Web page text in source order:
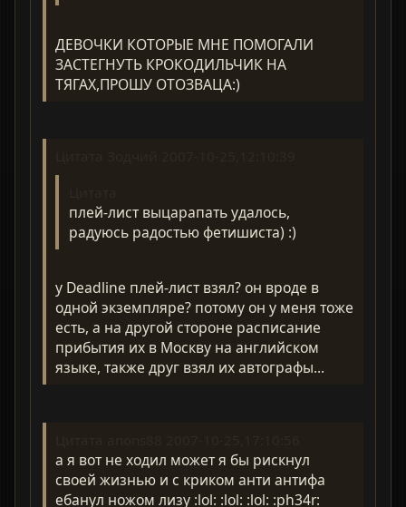
ДЕВОЧКИ КОТОРЫЕ МНЕ ПОМОГАЛИ
ЗАСТЕГНУТЬ КРОКОДИЛЬЧИК НА
ТЯГАХ,ПРОШУ ОТОЗВАЦА:)
плей-лист выцарапать удалось,
радуюсь радостью фетишиста) :)
у Deadline плей-лист взял? он вроде в
одной экземпляре? потому он у меня тоже
есть, а на другой стороне расписание
прибытия их в Москву на английском
языке, также друг взял их автографы...
а я вот не ходил может я бы рискнул
своей жизнью и с криком анти антифа
ебанул ножом лизу :lol: :lol: :lol: :ph34r: